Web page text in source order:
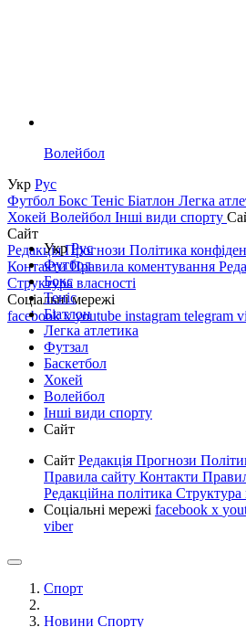
Волейбол
Укр Рус
Футбол Бокс Теніс Біатлон Легка
Хокей Волейбол Інші види спорту
Сайт
РедакціяПрогнози Політика
КонтактиПравила коментування
Структура власності
Соціальні мережі
facebookxyoutube instagram telegram
УкрРус
Футбол
Бокс
Теніс
Біатлон
Легка атлетика
Футзал
Баскетбол
Хокей
Волейбол
Інші види спорту
Сайт
Сайт Редакція Прогнози
Правила сайту Контакти
Редакційна політика Структура
Соціальні мережі facebook x
viber
Спорт
Новини Спорту